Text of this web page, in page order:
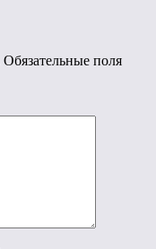
Обязательные поля